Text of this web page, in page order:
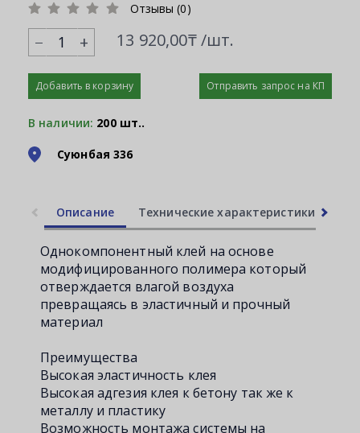
Отзывы (0)
+ 13 920,00₸ /шт.
Добавить в корзину Отправить запрос на КП
В наличии: 200 шт..
Суюнбая 336
Описание Технические характеристики
Однокомпонентный клей на основе
модифицированного полимера который
отверждается влагой воздуха
превращаясь в эластичный и прочный
материал
Преимущества
Высокая эластичность клея
Высокая адгезия клея к бетону так же к
металлу и пластику
Возможность монтажа системы на